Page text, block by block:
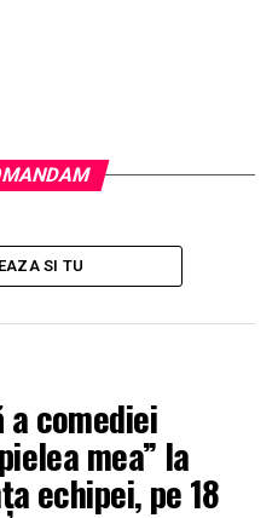
SI TU
comediei
mea” la
echipei, pe 18